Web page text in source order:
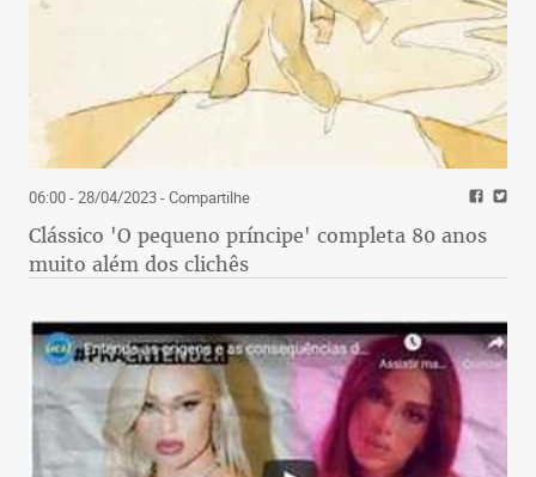
06:00 - 28/04/2023- Compartilhe
Clássico 'O pequeno príncipe' completa 80 anos
muito além dos clichês